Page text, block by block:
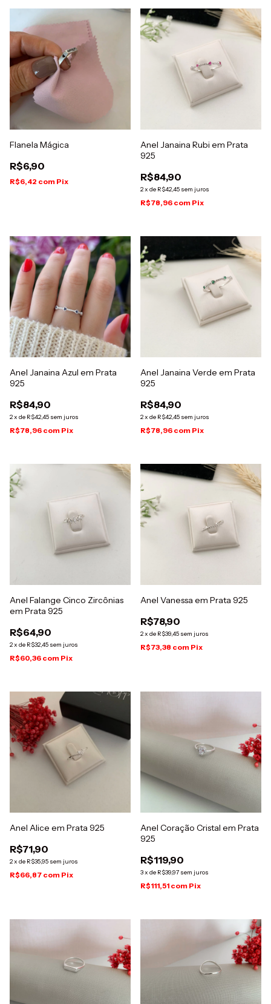
Flanela Mágica
R$6,90
R$6,42 com Pix
Anel Janaina Rubi em Prata
925
R$84,90
2x de R$42,45 sem juros
R$78,96 com Pix
Anel Janaina Azul em Prata
925
R$84,90
2x de R$42,45 sem juros
R$78,96 com Pix
Anel Janaina Verde em Prata
925
R$84,90
2x de R$42,45 sem juros
R$78,96 com Pix
Anel Falange Cinco Zircônias
em Prata 925
R$64,90
2x de R$32,45 sem juros
R$60,36 com Pix
Anel Vanessa em Prata 925
R$78,90
2x de R$39,45 sem juros
R$73,38 com Pix
Anel Alice em Prata 925
R$71,90
2x de R$35,95 sem juros
R$66,87 com Pix
Anel Coração Cristal em Prata
925
R$119,90
3x de R$39,97 sem juros
R$111,51 com Pix